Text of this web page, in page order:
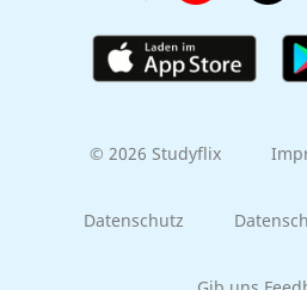
© 2026 Studyflix
Datenschutz